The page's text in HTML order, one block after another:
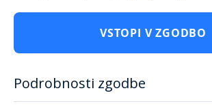
VSTOPI V ZGODBO
Podrobnosti zgodbe